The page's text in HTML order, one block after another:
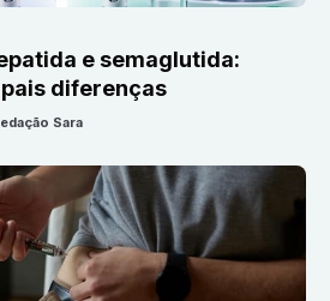
e semaglutida:
diferenças
Sara